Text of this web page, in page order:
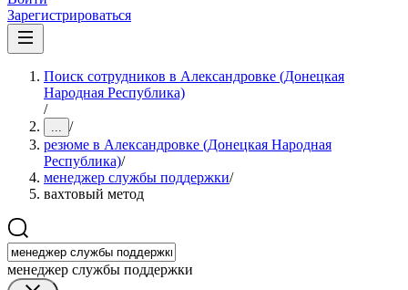
Зарегистрироваться
Поиск сотрудников в Александровке (Донецкая
Народная Республика)
/
... /
резюме в Александровке (Донецкая Народная
Республика)/
менеджер службы поддержки/
вахтовый метод
менеджер службы поддержки